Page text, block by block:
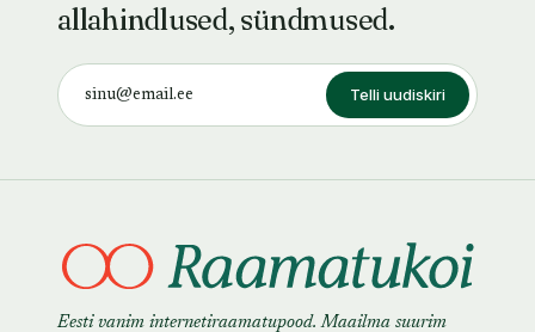
allahindlused, sündmused.
Telli uudiskiri
Eesti vanim internetiraamatupood. Maailma suurim